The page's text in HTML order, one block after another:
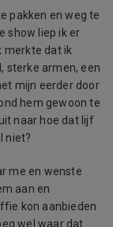
pakken en weg te
show liep ik er
merkte dat ik
sterke armen, een
mijn eerder door
hem gewoon te
naar hoe dat lijf
niet?
me en wenste
aan en
kon aanbieden
wel waar dat